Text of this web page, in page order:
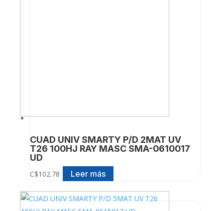
CUAD UNIV SMARTY P/D 2MAT UV
T26 100HJ RAY MASC SMA-0610017
UD
C$102.78 Leer más